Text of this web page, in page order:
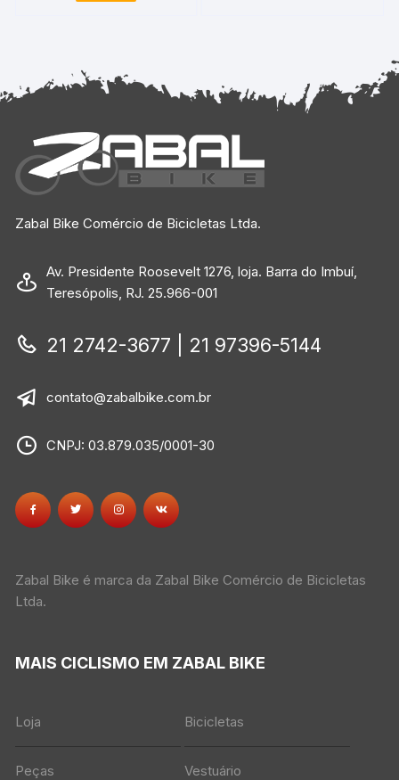
Zabal Bike Comércio de Bicicletas Ltda.
Av. Presidente Roosevelt 1276, loja. Barra do Imbuí,
Teresópolis, RJ. 25.966-001
21 2742-3677 | 21 97396-5144
contato@zabalbike.com.br
CNPJ: 03.879.035/0001-30
Zabal Bike é marca da Zabal Bike Comércio de Bicicletas
Ltda.
MAIS CICLISMO EM ZABAL BIKE
Loja Bicicletas
Peças Vestuário